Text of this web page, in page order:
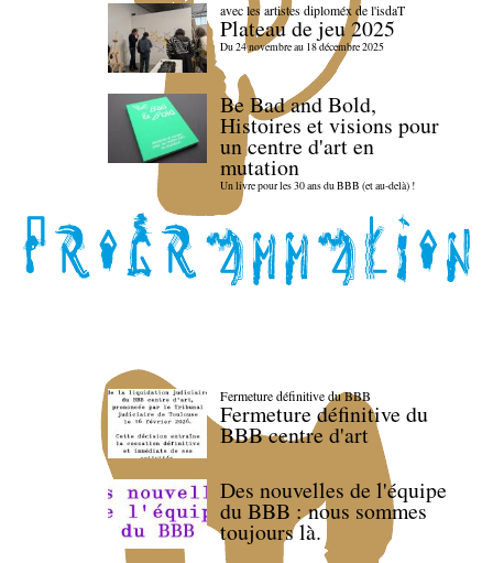
avec les artistes diploméx de l'isdaT
Plateau de jeu 2025
Du 24 novembre au 18 décembre 2025
Be Bad and Bold,
Histoires et visions pour
un centre d'art en
mutation
Un livre pour les 30 ans du BBB (et au-delà) !
Fermeture définitive du BBB
Fermeture définitive du
BBB centre d'art
Des nouvelles de l'équipe
du BBB : nous sommes
toujours là.